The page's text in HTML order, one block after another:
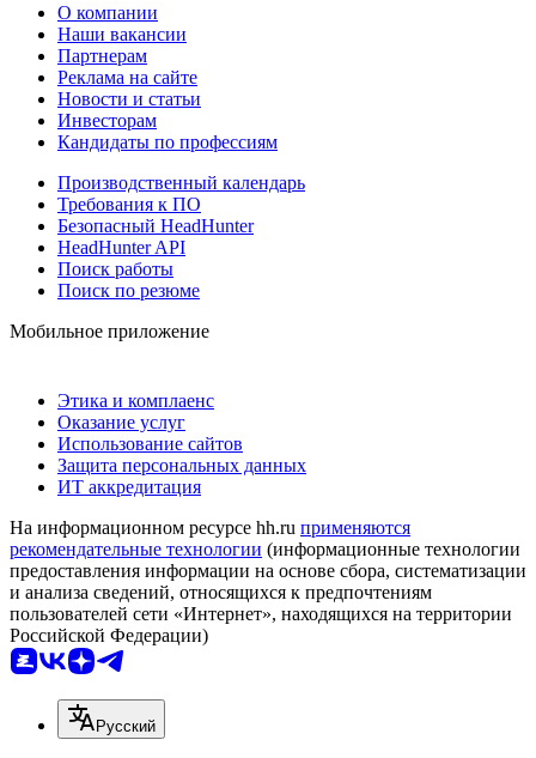
О компании
Наши вакансии
Партнерам
Реклама на сайте
Новости и статьи
Инвесторам
Кандидаты по профессиям
Производственный календарь
Требования к ПО
Безопасный HeadHunter
HeadHunter API
Поиск работы
Поиск по резюме
Мобильное приложение
Этика и комплаенс
Оказание услуг
Использование сайтов
Защита персональных данных
ИТ аккредитация
На информационном ресурсе hh.ru применяются
рекомендательные технологии (информационные технологии
предоставления информации на основе сбора, систематизации
и анализа сведений, относящихся к предпочтениям
пользователей сети «Интернет», находящихся на территории
Российской Федерации)
Русский